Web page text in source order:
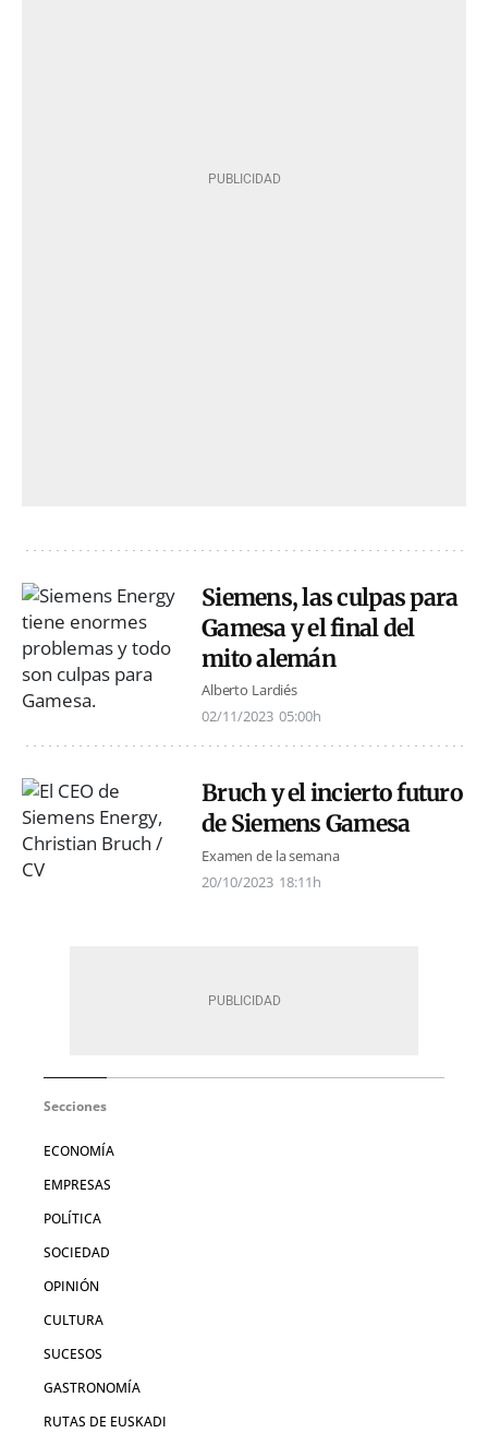
Siemens, las culpas para
Gamesa y el final del
mito alemán
Alberto Lardiés
02/11/2023 05:00h
Bruch y el incierto futuro
de Siemens Gamesa
Examen de la semana
20/10/2023 18:11h
Secciones
ECONOMÍA
EMPRESAS
POLÍTICA
SOCIEDAD
OPINIÓN
CULTURA
SUCESOS
GASTRONOMÍA
RUTAS DE EUSKADI